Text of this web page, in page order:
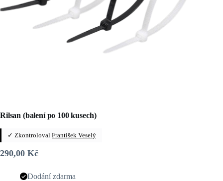
Rilsan (balení po 100 kusech)
✓ Zkontroloval František Veselý
290,00 Kč
Dodání zdarma